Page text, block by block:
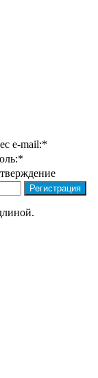
e-mail:*
*